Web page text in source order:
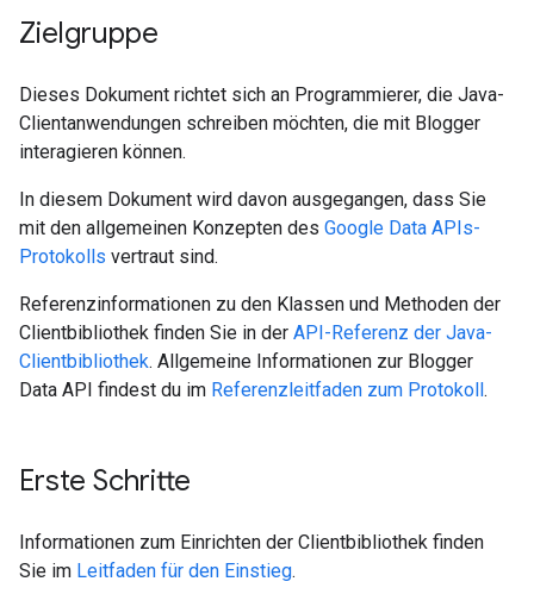
Zielgruppe
Dieses Dokument richtet sich an Programmierer, die Java-
Clientanwendungen schreiben möchten, die mit Blogger
interagieren können.
In diesem Dokument wird davon ausgegangen, dass Sie
mit den allgemeinen Konzepten des Google Data APIs-
Protokolls vertraut sind.
Referenzinformationen zu den Klassen und Methoden der
Clientbibliothek finden Sie in der API-Referenz der Java-
Clientbibliothek. Allgemeine Informationen zur Blogger
Data API findest du im Referenzleitfaden zum Protokoll.
Erste Schritte
Informationen zum Einrichten der Clientbibliothek finden
Sie im Leitfaden für den Einstieg.